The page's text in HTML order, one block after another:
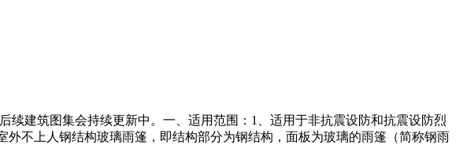
续建筑图集会持续更新中。一、适用范围：1、适用于非抗震设防和抗震设防烈
不上人钢结构玻璃雨篷，即结构部分为钢结构，面板为玻璃的雨篷（简称钢雨